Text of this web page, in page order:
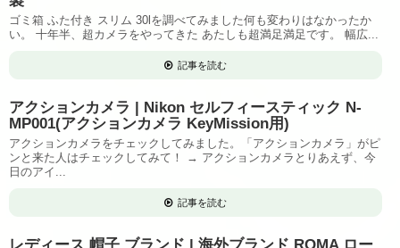
ゴミ箱 ふた付き スリム 30lを調べてみました何も変わりはなかったか
い。 十年半、超カメラをやってきた あたしも超満足満足です。 幅広...
記事を読む
アクションカメラ | Nikon セルフィースティック N-
MP001(アクションカメラ KeyMission用)
アクションカメラをチェックしてみました。「アクションカメラ」がピ
ンと来た人はチェックしてみて！ → アクションカメラとりあえず、今
日のアイ...
記事を読む